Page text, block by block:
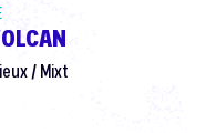
/ Mixt